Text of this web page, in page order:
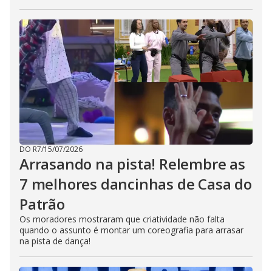
DO R7/15/07/2026
Arrasando na pista! Relembre as
7 melhores dancinhas de Casa do
Patrão
Os moradores mostraram que criatividade não falta
quando o assunto é montar um coreografia para arrasar
na pista de dança!